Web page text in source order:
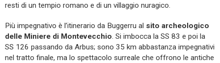
resti di un tempio romano e di un villaggio nuragico.
Più impegnativo è l’itinerario da Buggerru al sito archeologico
delle Miniere di Montevecchio. Si imbocca la SS 83 e poi la
SS 126 passando da Arbus; sono 35 km abbastanza impegnativi
nel tratto finale, ma lo spettacolo surreale che offrono le antiche